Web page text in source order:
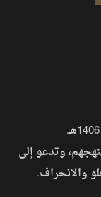
وتدعو إلى
والانحراف.